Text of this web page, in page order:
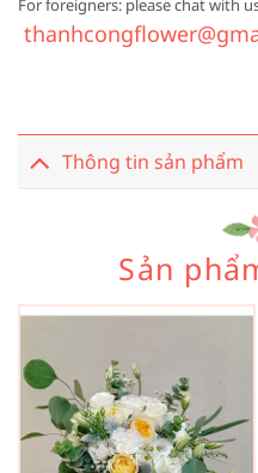
For foreigners: please chat with
Thông tin sản phẩm
Sản